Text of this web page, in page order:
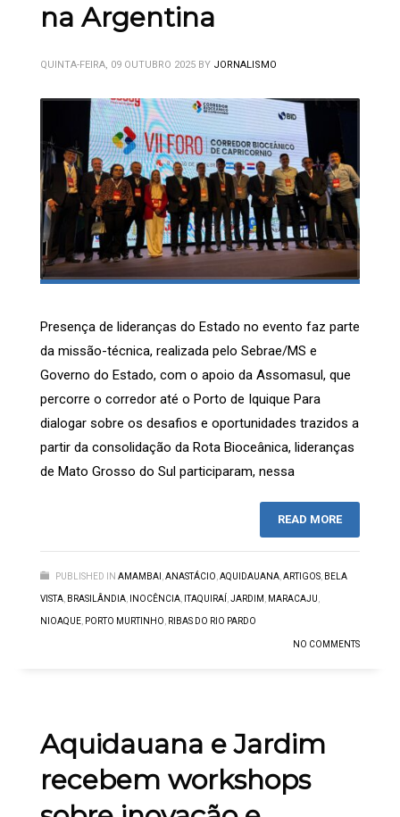
na Argentina
QUINTA-FEIRA, 09 OUTUBRO 2025 BY JORNALISMO
Presença de lideranças do Estado no evento faz parte
da missão-técnica, realizada pelo Sebrae/MS e
Governo do Estado, com o apoio da Assomasul, que
percorre o corredor até o Porto de Iquique Para
dialogar sobre os desafios e oportunidades trazidos a
partir da consolidação da Rota Bioceânica, lideranças
de Mato Grosso do Sul participaram, nessa
READ MORE
PUBLISHED IN AMAMBAI ANASTÁCIO AQUIDAUANA ARTIGOS BELA
VISTA BRASILÂNDIA INOCÊNCIA ITAQUIRAÍ JARDIM MARACAJU
NIOAQUE PORTO MURTINHO RIBAS DO RIO PARDO
NO COMMENTS
Aquidauana e Jardim
recebem workshops